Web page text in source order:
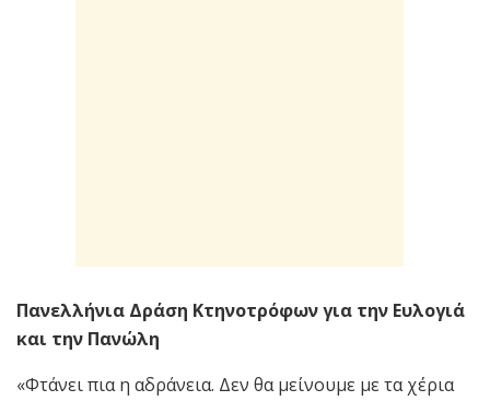
Πανελλήνια Δράση Κτηνοτρόφων για την Ευλογιά
και την Πανώλη
«Φτάνει πια η αδράνεια. Δεν θα μείνουμε με τα χέρια